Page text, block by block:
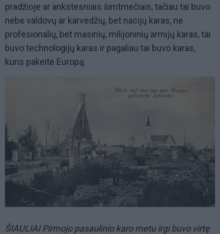
pradžioje ar ankstesniais šimtmečiais, tačiau tai buvo
nebe valdovų ar karvedžių, bet nacijų karas, ne
profesionalių, bet masinių, milijoninių armijų karas, tai
buvo technologijų karas ir pagaliau tai buvo karas,
kuris pakeitė Europą.
ŠIAULIAI Pirmojo pasaulinio karo metu irgi buvo virtę